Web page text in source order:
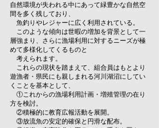
自然環境が失われる中にあって緑豊かな自然空
間を多く残しており、
魚釣りやレジャーに広く利用されている。
このような傾向は世暇の増加を背景として一
層強まり、さらに漁場利用に対するニーズが極
めて多様化してくるものと
考えられます。
これらの現状を踏まえて、組合員はもとより
遊漁者・県民にも親しまれる河川湖沼にしてい
くことを基本として、
①これからの漁場利用計画・増殖管理の在り
方を検討。
②積極的に教育広報活動を展開。
③放流魚の安定的確保と円滑な配布。